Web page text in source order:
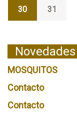
30
31
Novedades
MOSQUITOS
Contacto
Contacto